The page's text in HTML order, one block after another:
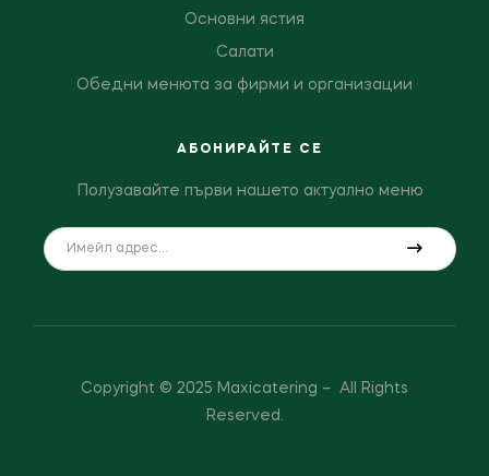
Основни ястия
Салати
Обедни менюта за фирми и организации
АБОНИРАЙТЕ СЕ
Полузавайте първи нашето актуално меню
Copyright © 2025 Maxicatering – All Rights
Reserved.